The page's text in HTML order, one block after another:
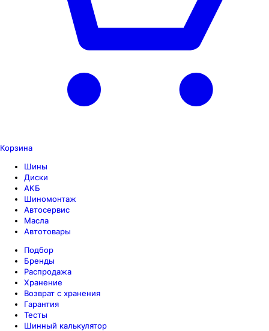
Корзина
Шины
Диски
АКБ
Шиномонтаж
Автосервис
Масла
Автотовары
Подбор
Бренды
Распродажа
Хранение
Возврат с хранения
Гарантия
Тесты
Шинный калькулятор